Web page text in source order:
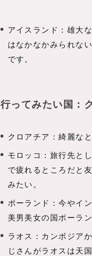
アイスランド：雄大
はなかなかみられな
です。
行ってみたい国：
クロアチア：綺麗な
モロッコ：旅行先と
で疲れるところだと
みたい。
ポーランド：今やイ
美男美女の国ポーラ
ラオス：カンボジア
じさんがラオスは天